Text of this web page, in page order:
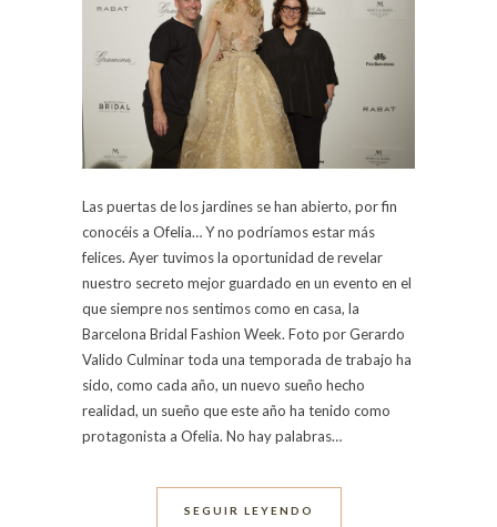
Las puertas de los jardines se han abierto, por fin
conocéis a Ofelia… Y no podríamos estar más
felices. Ayer tuvimos la oportunidad de revelar
nuestro secreto mejor guardado en un evento en el
que siempre nos sentimos como en casa, la
Barcelona Bridal Fashion Week. Foto por Gerardo
Valido Culminar toda una temporada de trabajo ha
sido, como cada año, un nuevo sueño hecho
realidad, un sueño que este año ha tenido como
protagonista a Ofelia. No hay palabras…
SEGUIR LEYENDO